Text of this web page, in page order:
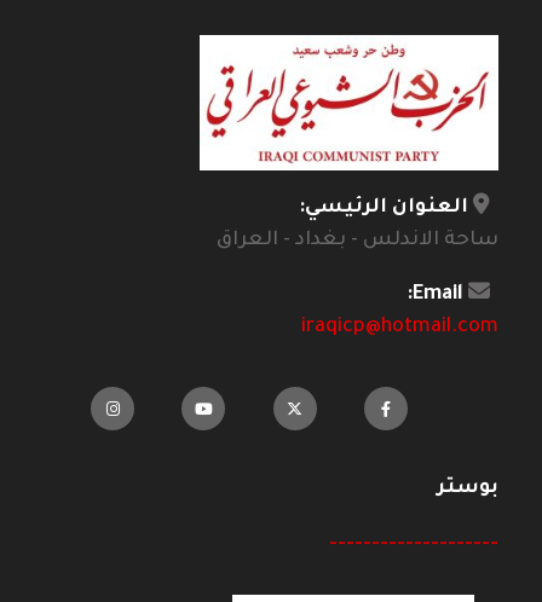
العنوان الرئيسي:
ساحة الاندلس - بغداد - العراق
Email:
iraqicp@hotmail.com
بوستر
--------------------